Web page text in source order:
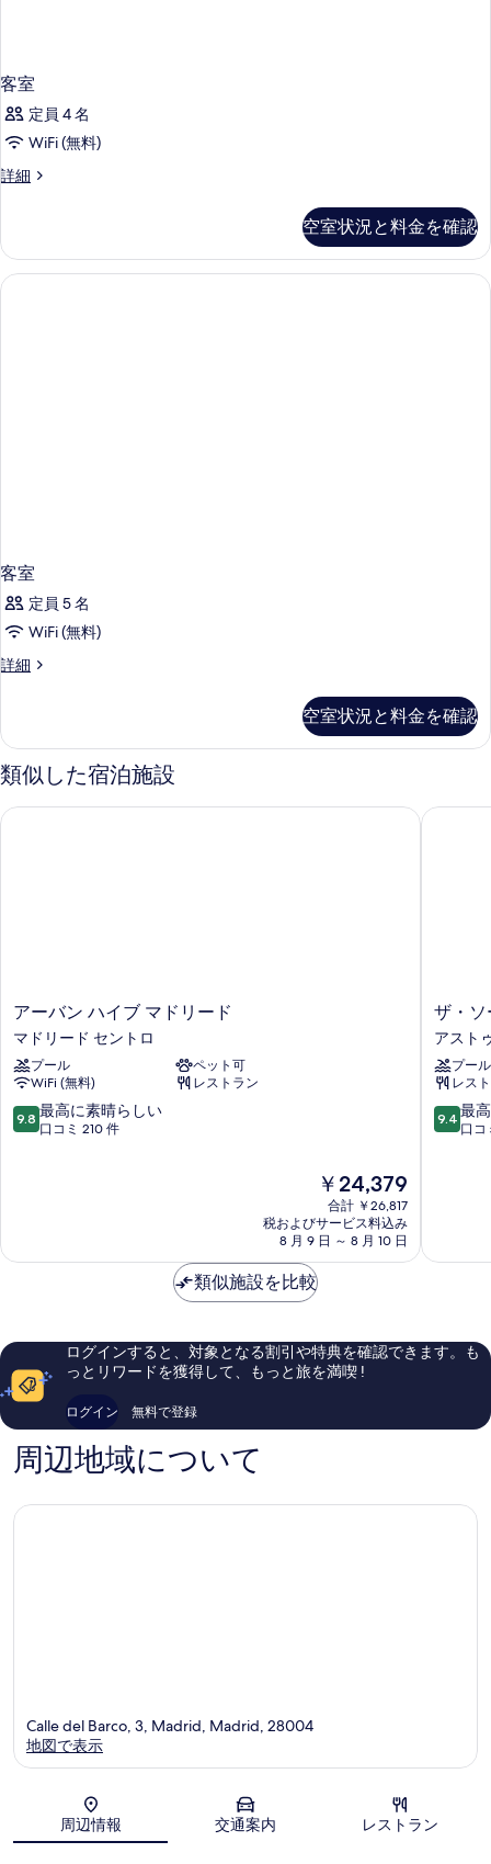
客室
定員 4 名
WiFi (無料)
詳細
客
細
空室状況と料金を確認
客室
定員 5 名
WiFi (無料)
詳細
客
細
空室状況と料金を確認
類似した宿泊施設
ア
バ
ン
ハ
イ
ブ
ド
セ
ト
ロ
アーバン ハイブ マドリード
マドリード セントロ
プール
ペット可
WiFi (無料)
レストラン
10
段
素
い、
口
コ
ミ
210
件
件
口
コ
9.8 最高に素晴らしい
口コミ 210 件
現
在
の
料
金
は
￥24,379
￥24,379
合計 ￥26,817
税およびサービス料込み
8 月 9 日 ～ 8 月 10 日
アーバン ハイブ マドリード
ザ・
ソ
ー
シ
ャ
ル・
ハ
ア
リ
ア
ザ・ソ
アスト
プール
レス
10
段
素
い、
口
口
9.4 最
口コ
ザ・ソ
類似施設を比較
ログインすると、対象となる割引や特典を確認できます。も
っとリワードを獲得して、もっと旅を満喫 !
ログイン 無料で登録
周辺地域について
地図
Calle del Barco, 3, Madrid, Madrid, 28004
地図で表示
周辺情報 交通案内 レストラン